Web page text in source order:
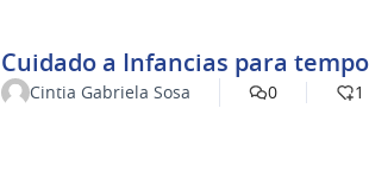
Cuidado a Infancias para
Cintia Gabriela Sosa 0 1